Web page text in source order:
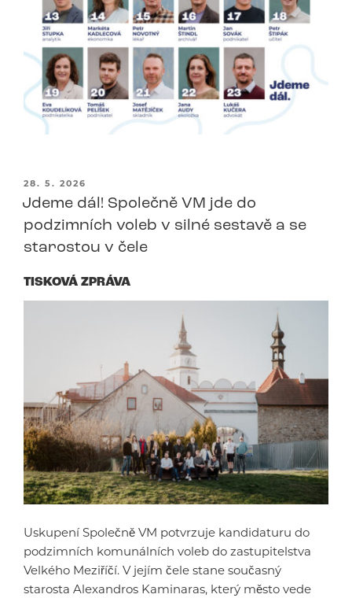
PUBLIKOVÁNO
28. 5. 2026
Jdeme dál! Společně VM jde do
podzimních voleb v silné sestavě a se
starostou v čele
TISKOVÁ ZPRÁVA
Uskupení Společně VM potvrzuje kandidaturu do
podzimních komunálních voleb do zastupitelstva
Velkého Meziříčí. V jejím čele stane současný
starosta Alexandros Kaminaras, který město vede